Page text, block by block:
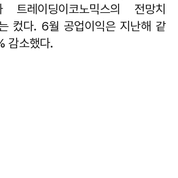
트레이딩이코노믹스의 전망치
컸다. 6월 공업이익은 지난해 같
감소했다.